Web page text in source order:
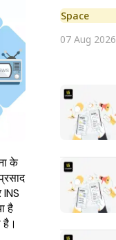
के
INS
है
है।
Space
07 Aug 2026